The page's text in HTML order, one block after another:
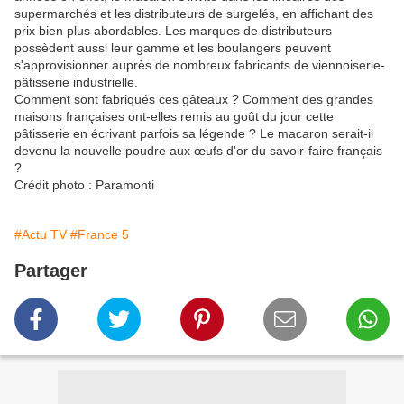
supermarchés et les distributeurs de surgelés, en affichant des
prix bien plus abordables. Les marques de distributeurs
possèdent aussi leur gamme et les boulangers peuvent
s'approvisionner auprès de nombreux fabricants de viennoiserie-
pâtisserie industrielle.
Comment sont fabriqués ces gâteaux ? Comment des grandes
maisons françaises ont-elles remis au goût du jour cette
pâtisserie en écrivant parfois sa légende ? Le macaron serait-il
devenu la nouvelle poudre aux œufs d'or du savoir-faire français
?
Crédit photo : Paramonti
#Actu TV #France 5
Partager